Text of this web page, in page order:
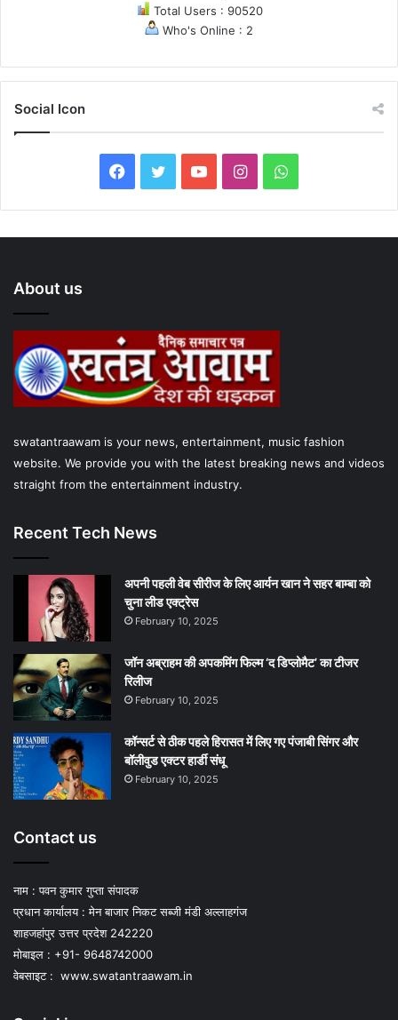
Total Users : 90520
Who's Online : 2
Social Icon
a
c
o
o
w
i
e
r
o
u
b
e
I
n
s
g
W
h
a
About us
swatantraawam is your news, entertainment, music fashion
website. We provide you with the latest breaking news and videos
straight from the entertainment industry.
Recent Tech News
अपनी पहली वेब सीरीज के लिए आर्यन खान ने सहर बाम्‍बा को
चुना लीड एक्‍ट्रेस
February 10, 2025
जॉन अब्राहम की अपकमिंग फिल्म ‘द डिप्लोमैट’ का टीजर
रिलीज
February 10, 2025
कॉन्सर्ट से ठीक पहले हिरासत में लिए गए पंजाबी सिंगर और
बॉलीवुड एक्टर हार्डी संधू
February 10, 2025
Contact us
नाम : पवन कुमार गुप्ता संपादक
प्रधान कार्यालय : मेन बाजार निकट सब्जी मंडी अल्लाहगंज
शाहजहांपुर उत्तर प्रदेश 242220
मोबाइल : +91- 9648742000
वेबसाइट : www.swatantraawam.in